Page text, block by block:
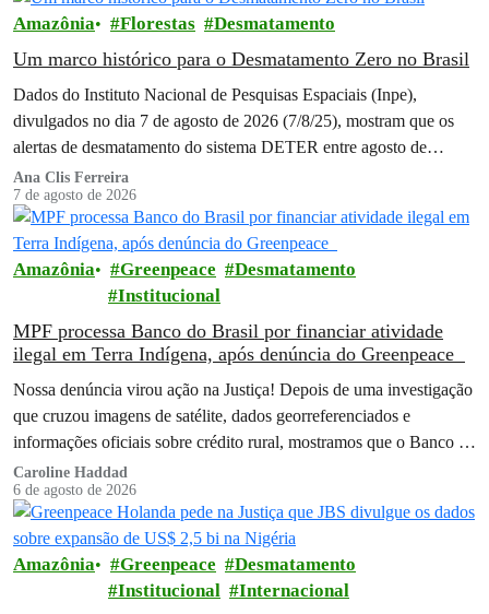
Amazônia Florestas Desmatamento
Um marco histórico para o Desmatamento Zero no Brasil
Dados do Instituto Nacional de Pesquisas Espaciais (Inpe),
divulgados no dia 7 de agosto de 2026 (7/8/25), mostram que os
alertas de desmatamento do sistema DETER entre agosto de
2025…
Ana Clis Ferreira
7 de agosto de 2026
Amazônia Greenpeace
Desmatamento
Institucional
MPF processa Banco do Brasil por financiar atividade
ilegal em Terra Indígena, após denúncia do Greenpeace
Nossa denúncia virou ação na Justiça! Depois de uma investigação
que cruzou imagens de satélite, dados georreferenciados e
informações oficiais sobre crédito rural, mostramos que o Banco do
Brasil financiou…
Caroline Haddad
6 de agosto de 2026
Amazônia Greenpeace
Desmatamento
Institucional
Internacional